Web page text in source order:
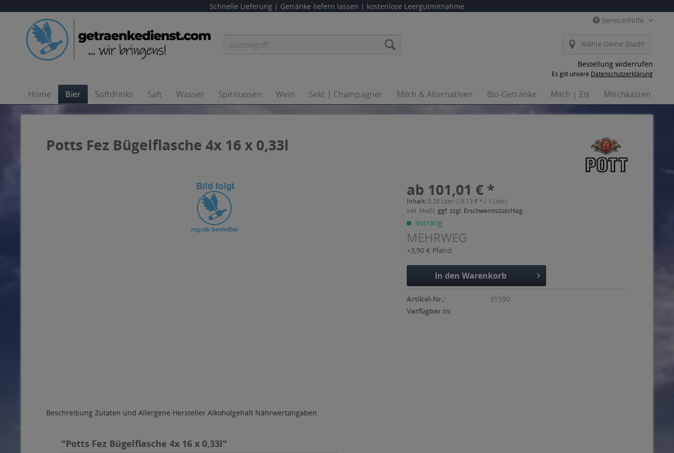
Schnelle Lieferung | Getränke liefern lassen | kostenlose Leergutmitnahme
Service/Hilfe
Wähle Deine Stadt!
Bestellung widerrufen
Es gilt unsere Datenschutzerklärung
Home Bier Softdrinks Saft Wasser Spirituosen Wein Sekt | Champagner Milch & Alternativen Bio-Getränke Milch | Eis Mischkästen
Potts Fez Bügelflasche 4x 16 x 0,33l
ab 101,01 € *
Inhalt: 5.28 Liter (19,13 € * / 1 Liter)
inkl. MwSt. ggf. zzgl. Erschwerniszuschlag
Vorrätig
MEHRWEG
+3,90 € Pfand
In den Warenkorb
Artikel-Nr.:
31590
Verfügbar in:
Beschreibung Zutaten und Allergene Hersteller Alkoholgehalt Nährwertangaben
"Potts Fez Bügelflasche 4x 16 x 0,33l"